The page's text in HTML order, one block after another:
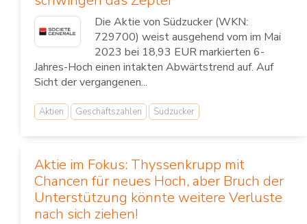
Die Aktie von Südzucker (WKN:
729700) weist ausgehend vom im Mai
2023 bei 18,93 EUR markierten 6-
Jahres-Hoch einen intakten Abwärtstrend auf. Auf
Sicht der vergangenen...
Aktien Geschäftszahlen Südzucker
Aktie im Fokus: Thyssenkrupp mit
Chancen für neues Hoch, aber Bruch der
Unterstützung könnte weitere Verluste
nach sich ziehen!